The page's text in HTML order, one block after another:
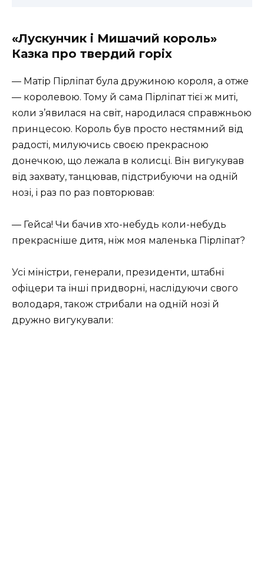
«Лускунчик і Мишачий король»
Казка про твердий горіх
— Матір Пірліпат була дружиною короля, а отже
— королевою. Тому й сама Пірліпат тієї ж миті,
коли з’явилася на світ, народилася справжньою
принцесою. Король був просто нестямний від
радості, милуючись своєю прекрасною
донечкою, що лежала в колисці. Він вигукував
від захвату, танцював, підстрибуючи на одній
нозі, і раз по раз повторював:
— Гейса! Чи бачив хто-небудь коли-небудь
прекрасніше дитя, ніж моя маленька Пірліпат?
Усі міністри, генерали, президенти, штабні
офіцери та інші придворні, наслідуючи свого
володаря, також стрибали на одній нозі й
дружно вигукували: